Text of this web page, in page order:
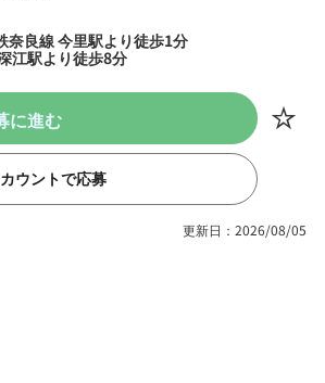
奈良線 今里駅より徒歩1分
江駅より徒歩8分
に進む
ウントで応募
更新日：2026/08/05